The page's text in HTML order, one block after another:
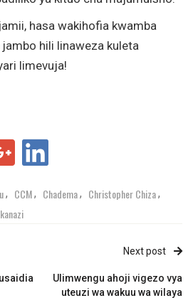
hasa wakihofia kwamba
hili linaweza kuleta
limevuja!
, CCM, Chadema, Christopher Chiza,
Next post
Ulimwengu ahoji vigezo vya
uteuzi wa wakuu wa wilaya